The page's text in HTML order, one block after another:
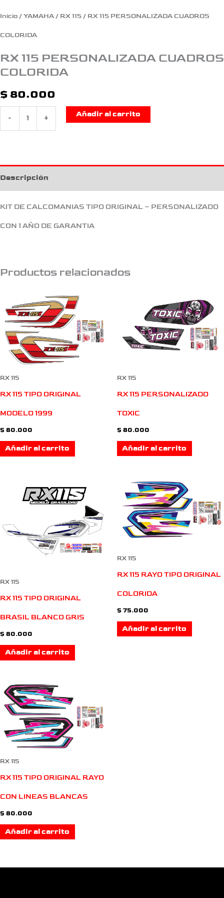
Inicio / YAMAHA / RX 115 / RX 115 PERSONALIZADA CUADROS
COLORIDA
RX 115 PERSONALIZADA CUADROS
COLORIDA
$ 80.000
- +
Añadir al carrito
Descripción
KIT DE CALCOMANIAS TIPO ORIGINAL – PERSONALIZADO
CON 1 AÑO DE GARANTIA
Productos relacionados
RX 115
RX 115 TIPO ORIGINAL
MODELO 1999
$ 80.000
Añadir al carrito
RX 115
RX 115 PERSONALIZADO
TOXIC
$ 80.000
Añadir al carrito
RX 115
RX 115 TIPO ORIGINAL
BRASIL BLANCO GRIS
$ 80.000
Añadir al carrito
RX 115
RX 115 RAYO TIPO ORIGINAL
COLORIDA
$ 75.000
Añadir al carrito
RX 115
RX 115 TIPO ORIGINAL RAYO
CON LINEAS BLANCAS
$ 80.000
Añadir al carrito